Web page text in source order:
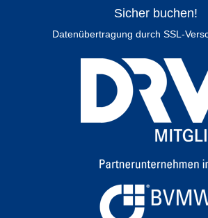
Sicher buchen!
Datenübertragung durch SSL-